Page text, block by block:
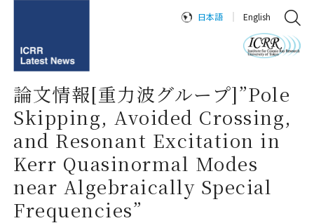
日本語 English
論文情報[重力波グループ]”Pole
Skipping, Avoided Crossing,
and Resonant Excitation in
Kerr Quasinormal Modes
near Algebraically Special
Frequencies”